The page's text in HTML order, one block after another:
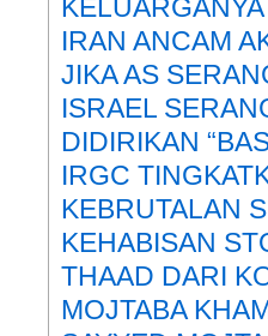
IRAN ANCAM
JIKA AS
ISRAEL
DIDIRIKAN
IRGC
KEBRUTALAN
KEHABISAN
THAAD DARI
MOJTABA